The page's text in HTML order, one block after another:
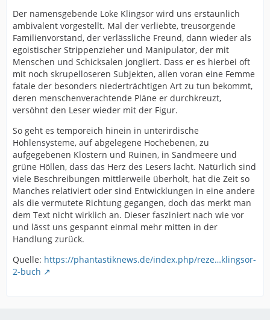
Der namensgebende Loke Klingsor wird uns erstaunlich
ambivalent vorgestellt. Mal der verliebte, treusorgende
Familienvorstand, der verlässliche Freund, dann wieder als
egoistischer Strippenzieher und Manipulator, der mit
Menschen und Schicksalen jongliert. Dass er es hierbei oft
mit noch skrupelloseren Subjekten, allen voran eine Femme
fatale der besonders niederträchtigen Art zu tun bekommt,
deren menschenverachtende Pläne er durchkreuzt,
versöhnt den Leser wieder mit der Figur.
So geht es temporeich hinein in unterirdische
Höhlensysteme, auf abgelegene Hochebenen, zu
aufgegebenen Klostern und Ruinen, in Sandmeere und
grüne Höllen, dass das Herz des Lesers lacht. Natürlich sind
viele Beschreibungen mittlerweile überholt, hat die Zeit so
Manches relativiert oder sind Entwicklungen in eine andere
als die vermutete Richtung gegangen, doch das merkt man
dem Text nicht wirklich an. Dieser fasziniert nach wie vor
und lässt uns gespannt einmal mehr mitten in der
Handlung zurück.
Quelle: https://phantastiknews.de/index.php/reze…klingsor-
2-buch